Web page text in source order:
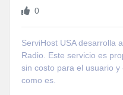
0
ServiHost USA desarrolla
Radio. Este servicio es
sin costo para el usuario
como es.